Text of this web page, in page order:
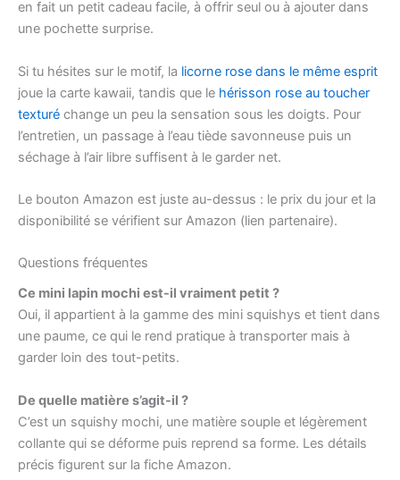
en fait un petit cadeau facile, à offrir seul ou à ajouter dans
une pochette surprise.
Si tu hésites sur le motif, la licorne rose dans le même esprit
joue la carte kawaii, tandis que le hérisson rose au toucher
texturé change un peu la sensation sous les doigts. Pour
l’entretien, un passage à l’eau tiède savonneuse puis un
séchage à l’air libre suffisent à le garder net.
Le bouton Amazon est juste au-dessus : le prix du jour et la
disponibilité se vérifient sur Amazon (lien partenaire).
Questions fréquentes
Ce mini lapin mochi est-il vraiment petit ?
Oui, il appartient à la gamme des mini squishys et tient dans
une paume, ce qui le rend pratique à transporter mais à
garder loin des tout-petits.
De quelle matière s’agit-il ?
C’est un squishy mochi, une matière souple et légèrement
collante qui se déforme puis reprend sa forme. Les détails
précis figurent sur la fiche Amazon.